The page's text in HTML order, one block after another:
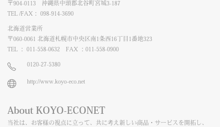
〒904-0113 沖縄県中頭郡北谷町宮城3-187
TEL /FAX： 098-914-3690
北海道営業所
〒060-0061 北海道札幌市中央区南1条西16丁目1番地323
TEL ： 011-558-0632 FAX ：011-558-0900
0120-27-5380
http://www.koyo-eco.net
About KOYO-ECONET
当社は、お客様の視点に立って、共に考え新しい商品・サービスを開拓し、